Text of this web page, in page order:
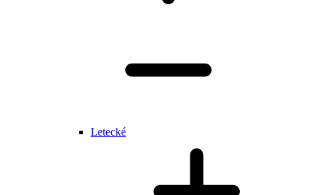
Letecké